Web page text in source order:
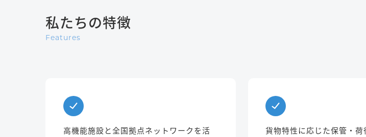
私たちの特徴
Features
高機能施設と全国拠点ネットワークを活
貨物特性に応じた保管・荷